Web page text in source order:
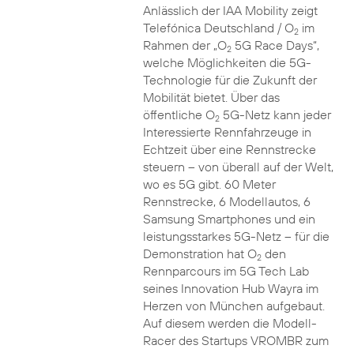
Anlässlich der IAA Mobility zeigt
Telefónica Deutschland / O2im
Rahmen der „O25G Race Days“,
welche Möglichkeiten die 5G-
Technologie für die Zukunft der
Mobilität bietet. Über das
öffentliche O25G-Netz kann jeder
Interessierte Rennfahrzeuge in
Echtzeit über eine Rennstrecke
steuern – von überall auf der Welt,
wo es 5G gibt. 60 Meter
Rennstrecke, 6 Modellautos, 6
Samsung Smartphones und ein
leistungsstarkes 5G-Netz – für die
Demonstration hat O2den
Rennparcours im 5G Tech Lab
seines Innovation Hub Wayra im
Herzen von München aufgebaut.
Auf diesem werden die Modell-
Racer des Startups VROMBR zum